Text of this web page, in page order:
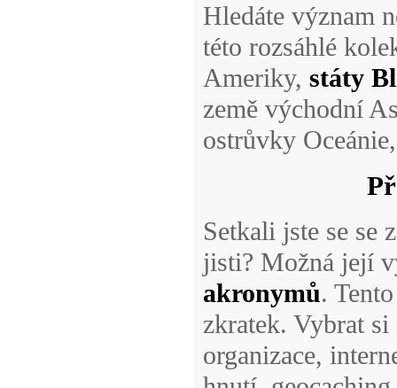
Hledáte význam
této rozsáhlé
Ameriky, státy
země východní
ostrůvky
Setkali jste se se
jisti? Možná její
akronymů.
zkratek. Vybrat
organizace,